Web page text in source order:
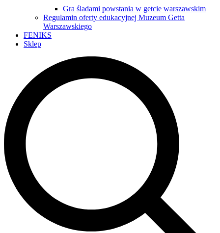
Gra śladami powstania w getcie warszawskim
Regulamin oferty edukacyjnej Muzeum Getta
Warszawskiego
FENIKS
Sklep